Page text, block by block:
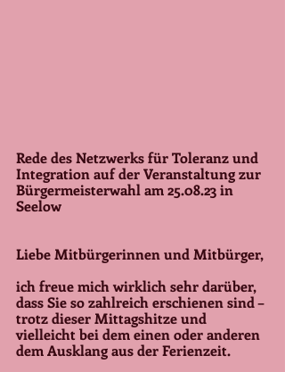
Rede des Netzwerks für Toleranz und
Integration auf der Veranstaltung zur
Bürgermeisterwahl am 25.08.23 in
Seelow
Liebe Mitbürgerinnen und Mitbürger,
ich freue mich wirklich sehr darüber,
dass Sie so zahlreich erschienen sind –
trotz dieser Mittagshitze und
vielleicht bei dem einen oder anderen
dem Ausklang aus der Ferienzeit.